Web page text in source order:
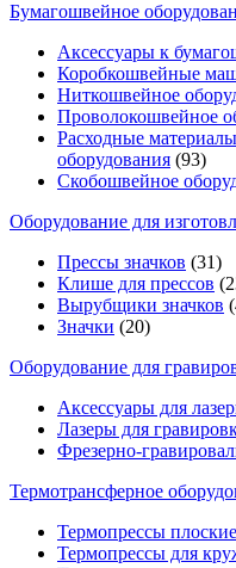
Бумагошвейное
Аксессуары к
Коробкошвейные
Ниткошвейное
Проволокошвейное
Расходные
оборудования (93)
Скобошвейное
Оборудование для
Прессы значков (31)
Клише для прессов
Вырубщики значков
Значки (20)
Оборудование для
Аксессуары для
Лазеры для
Фрезерно-
Термотрансферное
Термопрессы плоские
Термопрессы для